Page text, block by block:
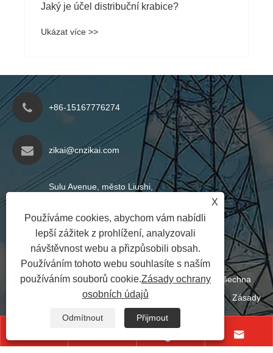
Jaký je účel distribuční krabice?
Ukázat více >>
+86-15167776274
zikai@cnzikai.com
Sulu Avenue, město Liushi,
Wenzhou, provincie Zhejiang,
Copyright © 2024 Shanghai Zikai Electric Co., Ltd. Všechna
práva vyhrazenaLinks|Sitemap |Zásady
ochrany osobních údajů

X
Používáme cookies, abychom vám nabídli
lepší zážitek z prohlížení, analyzovali
návštěvnost webu a přizpůsobili obsah.
Používáním tohoto webu souhlasíte s naším
používáním souborů cookie.Zásady ochrany
osobních údajů
Odmítnout Přijmout